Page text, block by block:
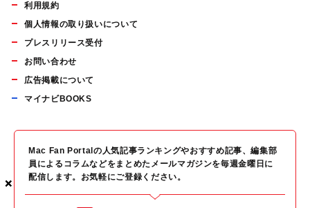
×
×
×
利用規約
個人情報の取り扱いについて
プレスリリース受付
お問い合わせ
広告掲載について
マイナビBOOKS
Mac Fan Portalの人気記事ランキングやおすすめ記事、編集部
員によるコラムなどをまとめたメールマガジンを毎週金曜日に
配信します。お気軽にご登録ください。